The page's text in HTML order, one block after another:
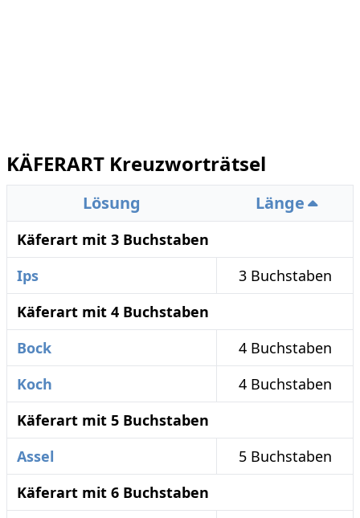
KÄFERART Kreuzworträtsel
Lösung Länge
Käferart mit 3 Buchstaben
Ips
3 Buchstaben
Käferart mit 4 Buchstaben
Bock
4 Buchstaben
Koch
4 Buchstaben
Käferart mit 5 Buchstaben
Assel
5 Buchstaben
Käferart mit 6 Buchstaben